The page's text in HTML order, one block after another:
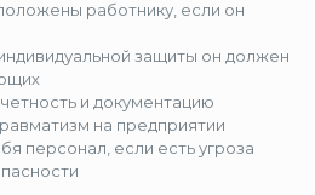
работнику, если он
защиты он должен
и документацию
на предприятии
персонал, если есть угроза